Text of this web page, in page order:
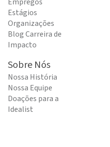
Estágios
Organizações
Blog Carreira de
Impacto
Sobre Nós
Nossa História
Nossa Equipe
Doações para a
Idealist